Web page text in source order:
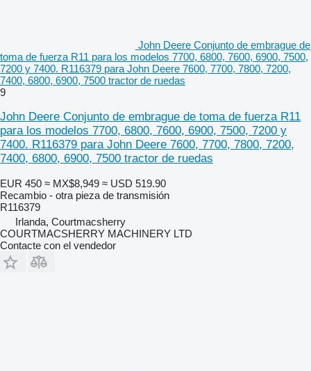
John Deere Conjunto de embrague de
toma de fuerza R11 para los modelos 7700, 6800, 7600, 6900, 7500,
7200 y 7400. R116379 para John Deere 7600, 7700, 7800, 7200,
7400, 6800, 6900, 7500 tractor de ruedas
9
John Deere Conjunto de embrague de toma de fuerza R11
para los modelos 7700, 6800, 7600, 6900, 7500, 7200 y
7400. R116379 para John Deere 7600, 7700, 7800, 7200,
7400, 6800, 6900, 7500 tractor de ruedas
EUR 450 ≈ MX$8,949 ≈ USD 519.90
Recambio - otra pieza de transmisión
R116379
Irlanda, Courtmacsherry
COURTMACSHERRY MACHINERY LTD
Contacte con el vendedor